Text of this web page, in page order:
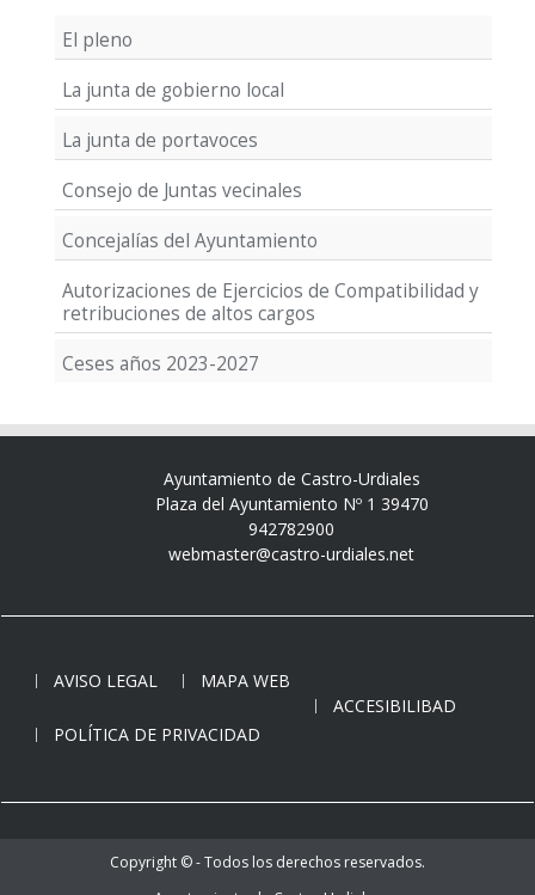
El pleno
La junta de gobierno local
La junta de portavoces
Consejo de Juntas vecinales
Concejalías del Ayuntamiento
Autorizaciones de Ejercicios de Compatibilidad y
retribuciones de altos cargos
Ceses años 2023-2027
Ayuntamiento de Castro-Urdiales
Plaza del Ayuntamiento Nº 1 39470
942782900
webmaster@castro-urdiales.net
AVISO LEGAL
MAPA WEB
ACCESIBILIBAD
POLÍTICA DE PRIVACIDAD
Copyright © - Todos los derechos reservados.